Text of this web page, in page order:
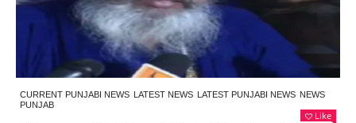
CURRENT PUNJABI NEWS LATEST NEWS LATEST PUNJABI NEWS NEWS
PUNJAB
Like